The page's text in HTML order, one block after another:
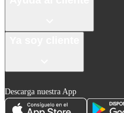
Descarga nuestra App